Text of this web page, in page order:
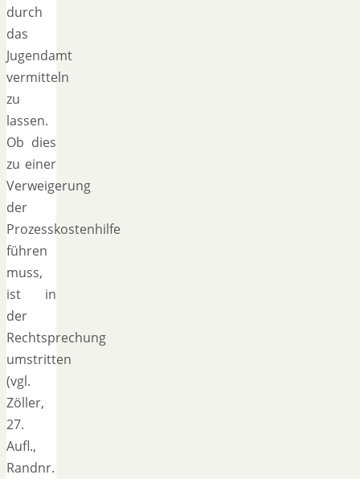
durch
das
Jugendamt
vermitteln
zu
lassen.
Ob dies
zu einer
Verweigerung
der
Prozesskostenhilfe
führen
muss,
ist in
der
Rechtsprechung
umstritten
(vgl.
Zöller,
27.
Aufl.,
Randnr.